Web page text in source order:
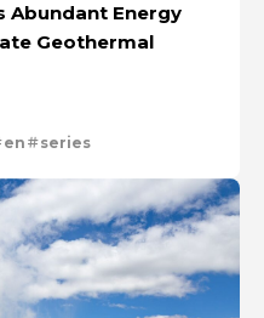
Abundant Energy
Geothermal
en series